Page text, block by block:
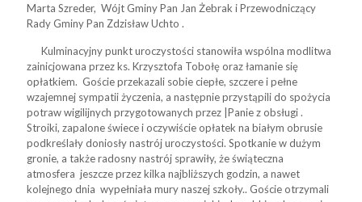
Marta Szreder, Wójt Gminy Pan Jan Żebrak i Przewodniczący
Rady Gminy Pan Zdzisław Uchto .
Kulminacyjny punkt uroczystości stanowiła wspólna modlitwa
zainicjowana przez ks. Krzysztofa Tobołę oraz łamanie się
opłatkiem. Goście przekazali sobie ciepłe, szczere i pełne
wzajemnej sympatii życzenia, a następnie przystąpili do spożycia
potraw wigilijnych przygotowanych przez |Panie z obsługi .
Stroiki, zapalone świece i oczywiście opłatek na białym obrusie
podkreślały doniosły nastrój uroczystości. Spotkanie w dużym
gronie, a także radosny nastrój sprawiły, że świąteczna
atmosfera jeszcze przez kilka najbliższych godzin, a nawet
kolejnego dnia wypełniała mury naszej szkoły.. Goście otrzymali